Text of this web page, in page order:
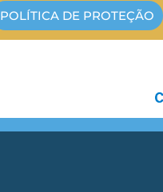
POLÍTICA DE PROTEÇÃO